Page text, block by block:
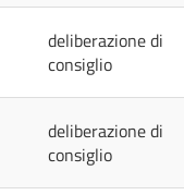
deliberazione di
consiglio
deliberazione di
consiglio